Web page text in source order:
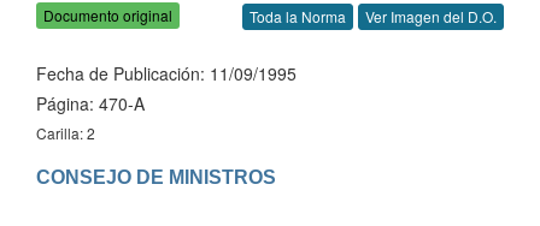
Documento original Toda la Norma Ver Imagen del D.O.
Fecha de Publicación: 11/09/1995
Página: 470-A
Carilla: 2